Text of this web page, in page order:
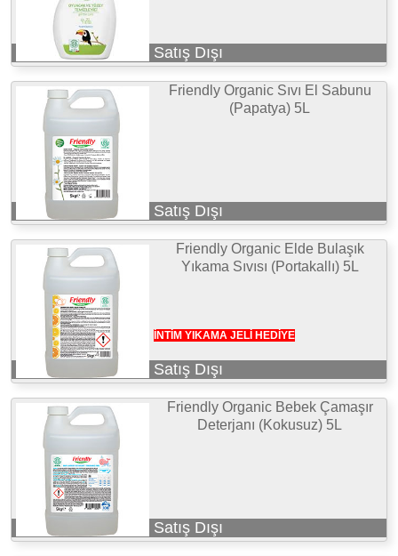
Satış Dışı
Friendly Organic Sıvı El Sabunu
(Papatya) 5L
Satış Dışı
Friendly Organic Elde Bulaşık
Yıkama Sıvısı (Portakallı) 5L
İNTİM YIKAMA JELİ HEDİYE
Satış Dışı
Friendly Organic Bebek Çamaşır
Deterjanı (Kokusuz) 5L
Satış Dışı